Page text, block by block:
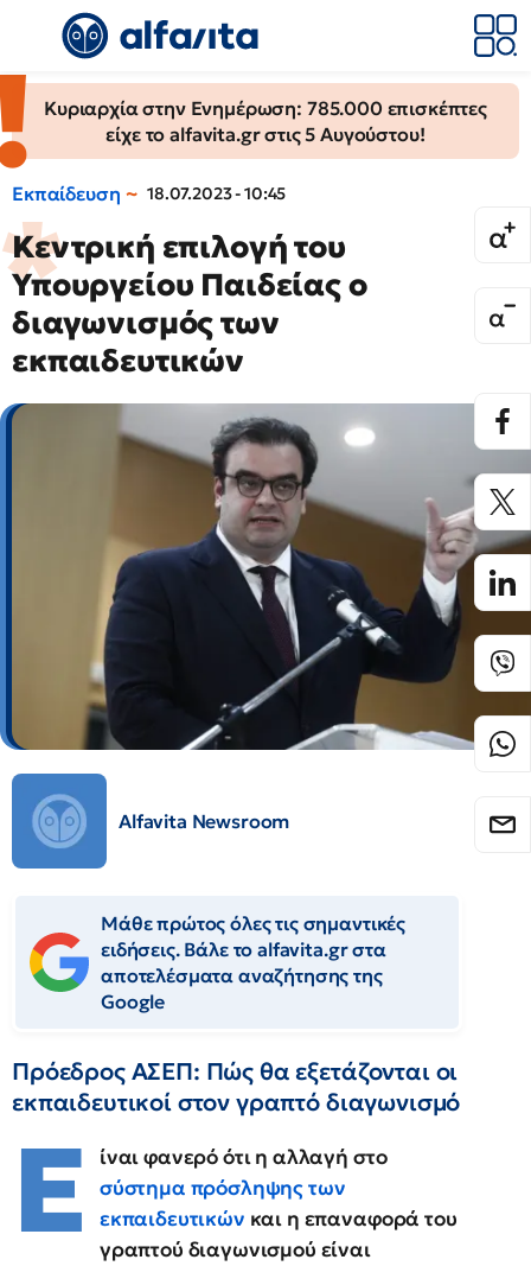
Κυριαρχία στην Ενημέρωση: 785.000 επισκέπτες
είχε το alfavita.gr στις 5 Αυγούστου!
Εκπαίδευση 18.07.2023 - 10:45
Κεντρική επιλογή του
Υπουργείου Παιδείας ο
διαγωνισμός των
εκπαιδευτικών
Alfavita Newsroom
Μάθε πρώτος όλες τις σημαντικές
ειδήσεις. Βάλε το alfavita.gr στα
αποτελέσματα αναζήτησης της
Google
Πρόεδρος ΑΣΕΠ: Πώς θα εξετάζονται οι
εκπαιδευτικοί στον γραπτό διαγωνισμό
Ε
ίναι φανερό ότι η αλλαγή στο
σύστημα πρόσληψης των
εκπαιδευτικών και η επαναφορά του
γραπτού διαγωνισμού είναι